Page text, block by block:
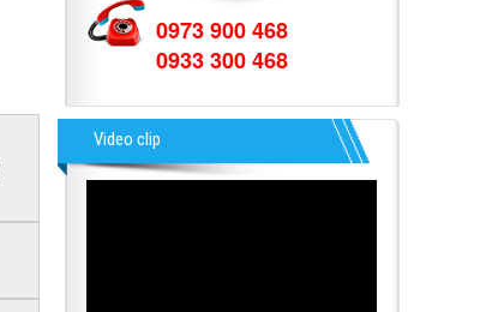
0973 900 468
0933 300 468
Video clip